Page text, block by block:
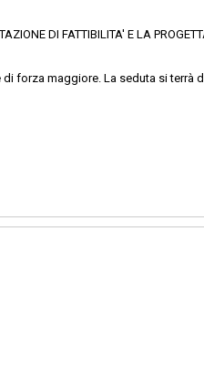
DI FATTIBILITA' E LA
forza maggiore. La seduta si terrà